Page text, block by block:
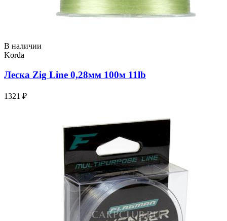
В наличии
Korda
Леска Zig Line 0,28мм 100м 11lb
1321 ₽